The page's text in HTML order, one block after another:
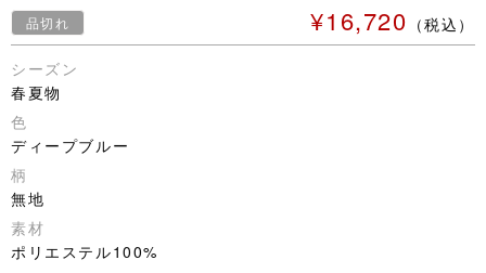
¥16,720 （税込）
品切れ
シーズン
春夏物
色
ディープブルー
柄
無地
素材
ポリエステル100%